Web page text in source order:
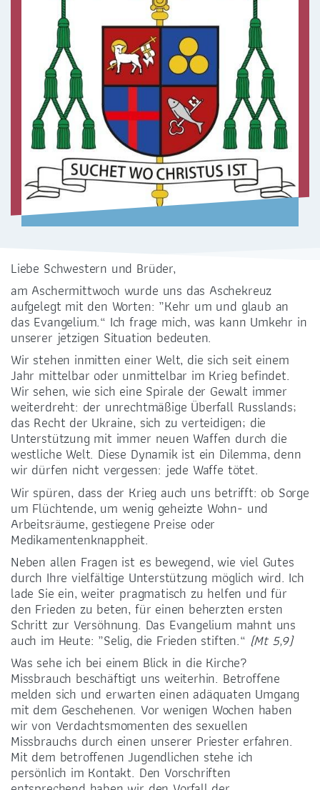
ZENTRALBÜRO
0351 - 4676751
selige-maertyrer-dresden@pfarrei-bddmei.de
ADRESSE
Bernhardstraße 42
01187 Dresden-Plauen
BANKVERBINDUNG
LIGA-Bank Dresden e.G.
DE59 7509 0300 0008 2288 33
FÖRDERUNG
Liebe Schwestern und Brüder,
am Aschermittwoch wurde uns das Aschekreuz
aufgelegt mit den Worten: „Kehr um und glaub an
das Evangelium.“ Ich frage mich, was kann Umkehr in
unserer jetzigen Situation bedeuten.
Wir stehen inmitten einer Welt, die sich seit einem
Jahr mittelbar oder unmittelbar im Krieg befindet.
Wir sehen, wie sich eine Spirale der Gewalt immer
weiterdreht: der unrechtmäßige Überfall Russlands;
das Recht der Ukraine, sich zu verteidigen; die
Unterstützung mit immer neuen Waffen durch die
westliche Welt. Diese Dynamik ist ein Dilemma, denn
wir dürfen nicht vergessen: jede Waffe tötet.
Wir spüren, dass der Krieg auch uns betrifft: ob Sorge
um Flüchtende, um wenig geheizte Wohn- und
Arbeitsräume, gestiegene Preise oder
Medikamentenknappheit.
Neben allen Fragen ist es bewegend, wie viel Gutes
durch Ihre vielfältige Unterstützung möglich wird. Ich
lade Sie ein, weiter pragmatisch zu helfen und für
den Frieden zu beten, für einen beherzten ersten
Schritt zur Versöhnung. Das Evangelium mahnt uns
auch im Heute: „Selig, die Frieden stiften.“ (Mt 5,9)
Was sehe ich bei einem Blick in die Kirche?
Missbrauch beschäftigt uns weiterhin. Betroffene
melden sich und erwarten einen adäquaten Umgang
mit dem Geschehenen. Vor wenigen Wochen haben
wir von Verdachtsmomenten des sexuellen
Missbrauchs durch einen unserer Priester erfahren.
Mit dem betroffenen Jugendlichen stehe ich
persönlich im Kontakt. Den Vorschriften